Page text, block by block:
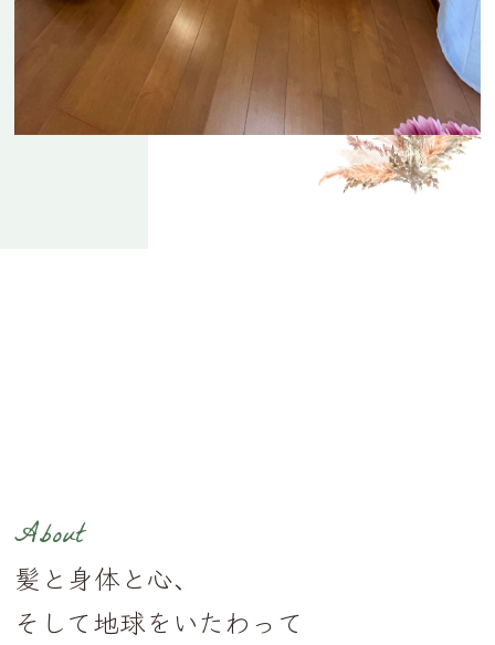
About
髪と身体と心、
そして地球をいたわって